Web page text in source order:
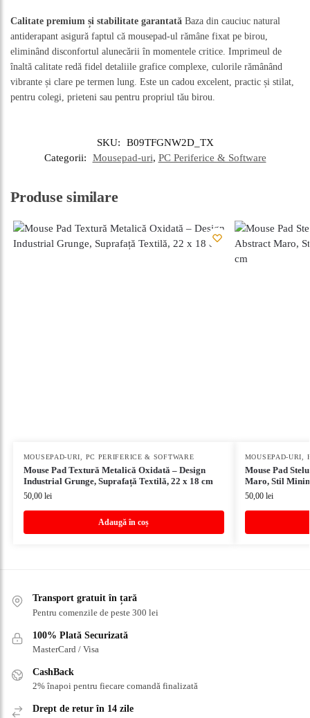
Calitate premium și stabilitate garantată Baza din cauciuc natural
antiderapant asigură faptul că mousepad-ul rămâne fixat pe birou,
eliminând disconfortul alunecării în momentele critice. Imprimeul de
înaltă calitate redă fidel detaliile grafice complexe, culorile rămânând
vibrante și clare pe termen lung. Este un cadou excelent, practic și stilat,
pentru colegi, prieteni sau pentru propriul tău birou.
SKU:
B09TFGNW2D_TX
Categorii:
Mousepad-uri, PC Periferice & Software
Produse similare
MOUSEPAD-URI, PC PERIFERICE & SOFTWARE
Mouse Pad Textură Metalică Oxidată – Design
Industrial Grunge, Suprafață Textilă, 22 x 18 cm
50,00 lei
Adaugă în coș
MOUSEPAD-URI,
Mouse Pad
Maro, Stil
50,00 lei
Transport gratuit în țară
Pentru comenzile de peste 300 lei
100% Plată Securizată
MasterCard / Visa
CashBack
2% înapoi pentru fiecare comandă finalizată
Drept de retur în 14 zile